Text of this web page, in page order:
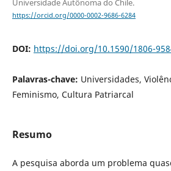
Universidade Autônoma do Chile.
https://orcid.org/0000-0002-9686-6284
DOI: https://doi.org/10.1590/1806-
Palavras-chave: Universidades,
Feminismo, Cultura Patriarcal
Resumo
A pesquisa aborda um problema